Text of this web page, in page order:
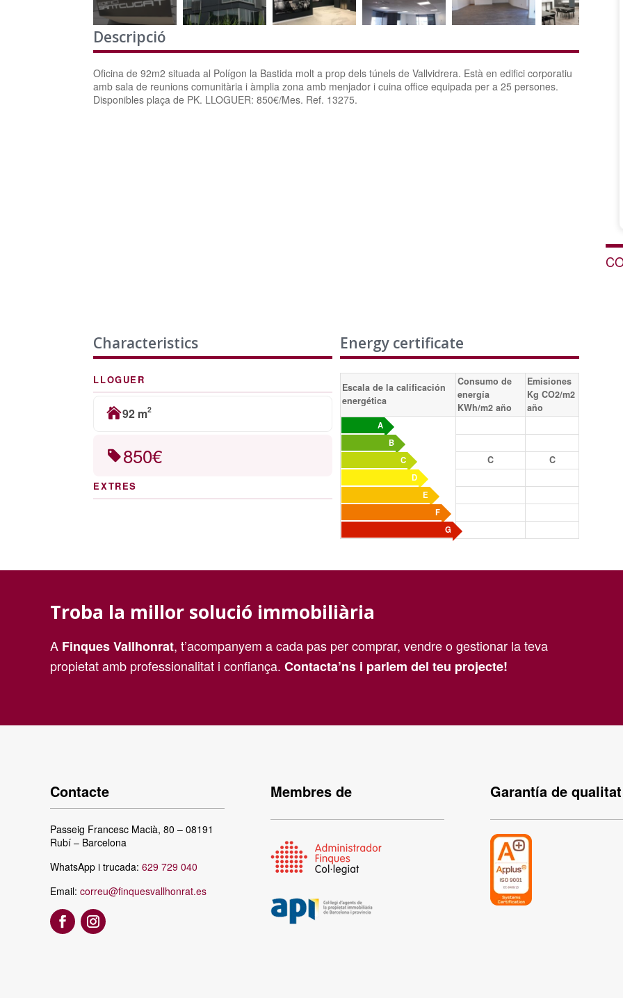
Descripció
Oficina de 92m2 situada al Polígon la Bastida molt a prop dels túnels de Vallvidrera. Està en edifici corporatiu
amb sala de reunions comunitària i àmplia zona amb menjador i cuina office equipada per a 25 persones.
Disponibles plaça de PK. LLOGUER: 850€/Mes. Ref. 13275.
Characteristics
LLOGUER
92 m2
850€
EXTRES
Energy certificate
Escala de la calificación
energética
Consumo de
energía
KWh/m2 año
Emisiones
Kg CO2/m2
año
A
B
C
C C
D
E
F
G
Troba la millor solució immobiliària
A Finques Vallhonrat, t’acompanyem a cada pas per comprar, vendre o gestionar la teva
propietat amb professionalitat i confiança. Contacta’ns i parlem del teu projecte!
Contacte
Passeig Francesc Macià, 80 – 08191
Rubí – Barcelona
WhatsApp i trucada: 629 729 040
Email: correu@finquesvallhonrat.es
Membres de Garantía de qualitat